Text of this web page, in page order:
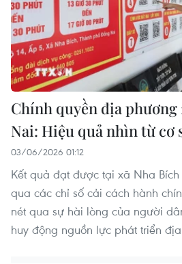
Chính quyền địa phương
Nai: Hiệu quả nhìn từ cơ
03/06/2026 01:12
Kết quả đạt được tại xã Nha
qua các chỉ số cải cách hành
nét qua sự hài lòng của người
huy động nguồn lực phát triển